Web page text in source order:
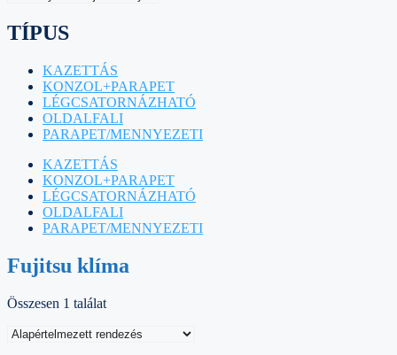
TÍPUS
KAZETTÁS
KONZOL+PARAPET
LÉGCSATORNÁZHATÓ
OLDALFALI
PARAPET/MENNYEZETI
KAZETTÁS
KONZOL+PARAPET
LÉGCSATORNÁZHATÓ
OLDALFALI
PARAPET/MENNYEZETI
Fujitsu klíma
Összesen 1 találat